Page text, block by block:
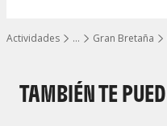
…
Mostrar todos los
Actividades Gran Bretaña
TAMBIÉN TE